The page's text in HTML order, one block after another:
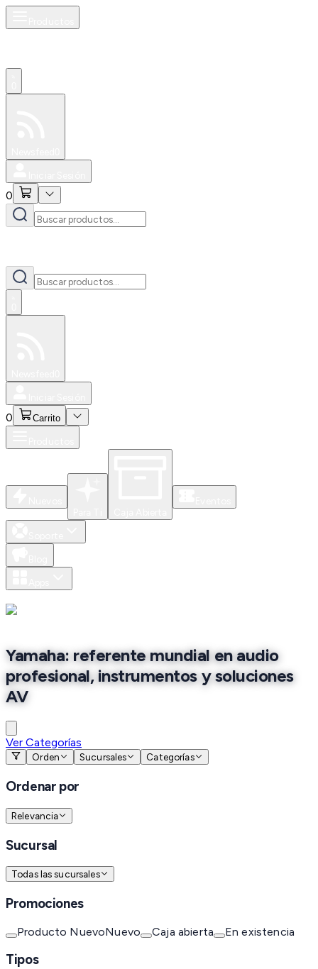
0
0 Carrito
Yamaha: referente mundial en audio
profesional, instrumentos y soluciones
AV
Ver Categorías
Orden Sucursales Categorías
Ordenar por
Relevancia
Sucursal
Todas las sucursales
Promociones
Producto NuevoNuevo Caja abierta En existencia
Tipos